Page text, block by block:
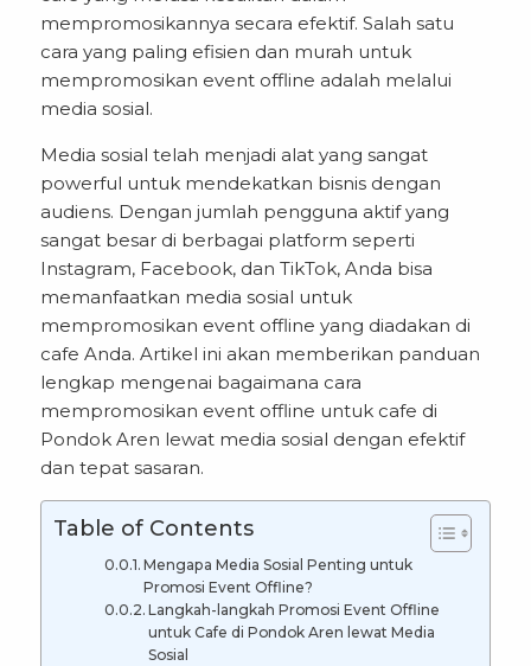
mempromosikannya secara efektif. Salah satu
cara yang paling efisien dan murah untuk
mempromosikan event offline adalah melalui
media sosial.
Media sosial telah menjadi alat yang sangat
powerful untuk mendekatkan bisnis dengan
audiens. Dengan jumlah pengguna aktif yang
sangat besar di berbagai platform seperti
Instagram, Facebook, dan TikTok, Anda bisa
memanfaatkan media sosial untuk
mempromosikan event offline yang diadakan di
cafe Anda. Artikel ini akan memberikan panduan
lengkap mengenai bagaimana cara
mempromosikan event offline untuk cafe di
Pondok Aren lewat media sosial dengan efektif
dan tepat sasaran.
Table of Contents
Mengapa Media Sosial Penting untuk
Promosi Event Offline?
Langkah-langkah Promosi Event Offline
untuk Cafe di Pondok Aren lewat Media
Sosial